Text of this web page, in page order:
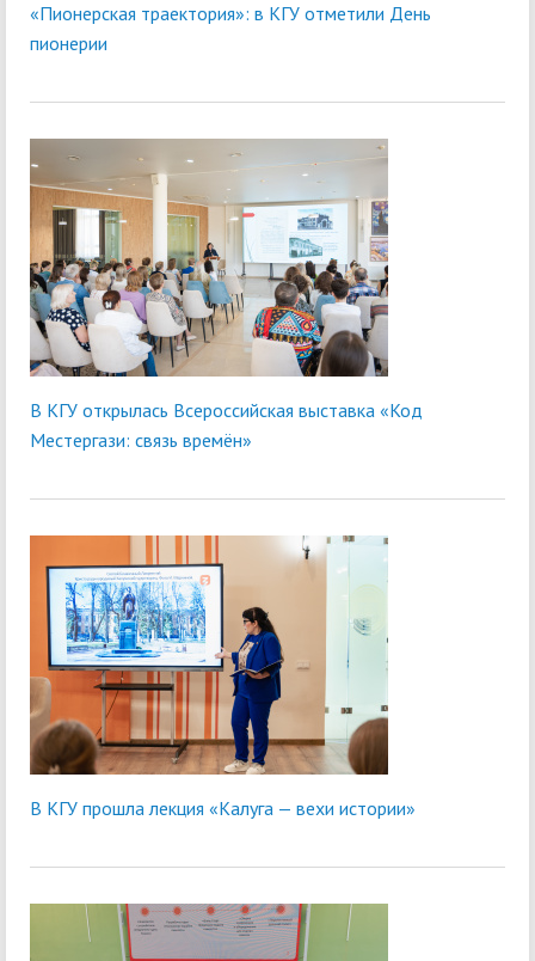
«Пионерская траектория»: в КГУ отметили День
пионерии
В КГУ открылась Всероссийская выставка «Код
Местергази: связь времён»
В КГУ прошла лекция «Калуга — вехи истории»